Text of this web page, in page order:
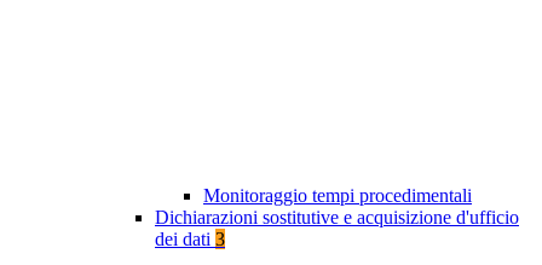
Monitoraggio tempi procedimentali
Dichiarazioni sostitutive e acquisizione d'ufficio
dei dati 3